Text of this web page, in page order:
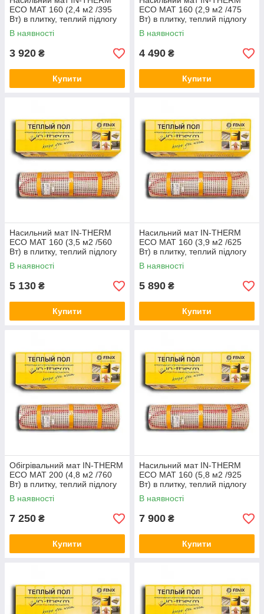
ECO MAT 160 (2,4 м2 /395
Вт) в плитку, теплий підлогу
електричний Ірм
В наявності
3 920 ₴
Купити
ECO MAT 160 (2,9 м2 /475
Вт) в плитку, теплий підлогу
електричний Ірм
В наявності
4 490 ₴
Купити
Насильний мат IN-THERM
ECO MAT 160 (3,5 м2 /560
Вт) в плитку, теплий підлогу
електричний Ірм
В наявності
5 130 ₴
Купити
Насильний мат IN-THERM
ECO MAT 160 (3,9 м2 /625
Вт) в плитку, теплий підлогу
електричний Ірм
В наявності
5 890 ₴
Купити
Обігрівальний мат IN-THERM
ECO MAT 200 (4,8 м2 /760
Вт) в плитку, теплий підлогу
електричний Ірм
В наявності
7 250 ₴
Купити
Насильний мат IN-THERM
ECO MAT 160 (5,8 м2 /925
Вт) в плитку, теплий підлогу
електричний Ірм
В наявності
7 900 ₴
Купити